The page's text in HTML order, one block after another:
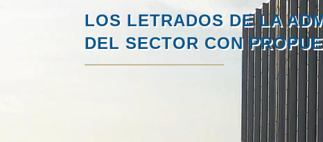
LOS LETRADOS DE LA
DEL SECTOR CON